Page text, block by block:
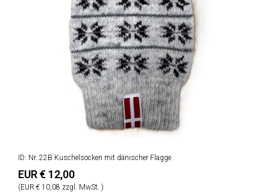
ID: Nr. 22B Kuschelsocken mit dänischer Flagge
EUR € 12,00
(EUR € 10,08 zzgl. MwSt. )